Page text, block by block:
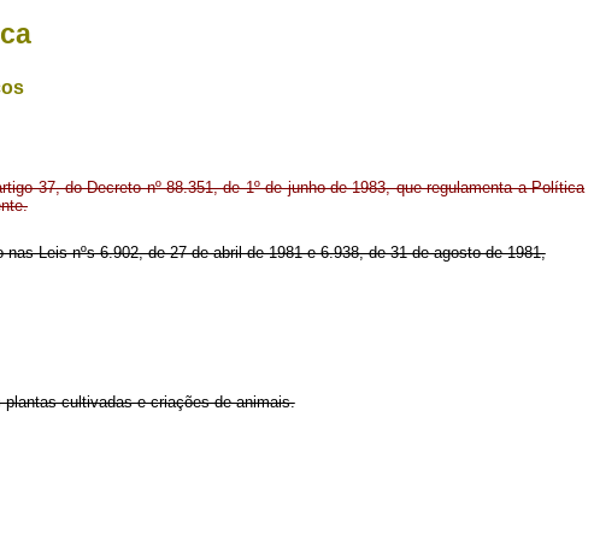
37, do Decreto nº 88.351, de 1º de junho de 1983, que regulamenta a Política
Leis nºs 6.902, de 27 de abril de 1981 e 6.938, de 31 de agosto de 1981,
cultivadas e criações de animais.